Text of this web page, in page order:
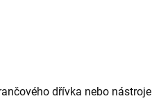
dřívka nebo nástroje